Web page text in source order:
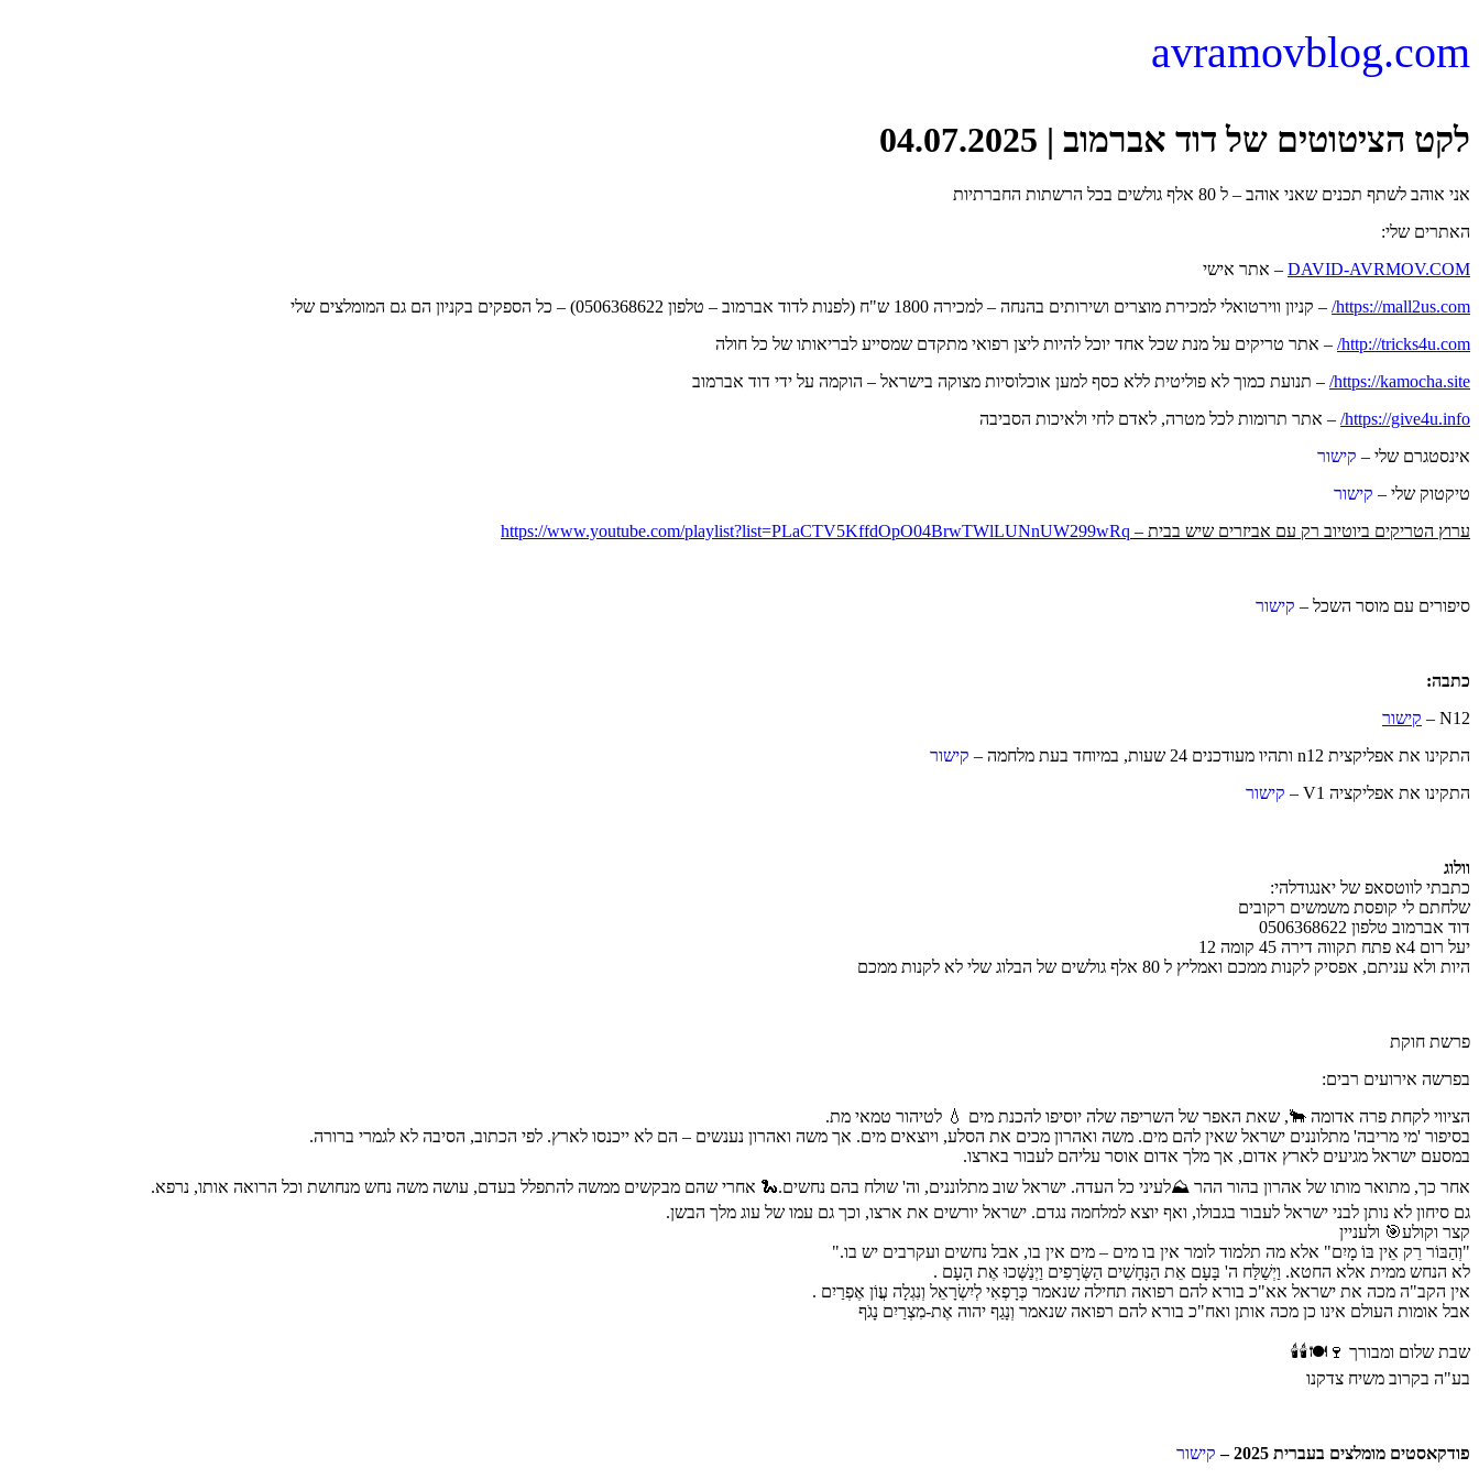
avramovblog.com
לקט הציטוטים של דוד אברמוב | 04.07.2025
אני אוהב לשתף תכנים שאני אוהב – ל 80 אלף גולשים בכל הרשתות החברתיות
האתרים שלי:
DAVID-AVRMOV.COM – אתר אישי
https://mall2us.com/ – קניון ווירטואלי למכירת מוצרים ושירותים בהנחה – למכירה 1800 ש"ח (לפנות לדוד אברמוב – טלפון 0506368622) – כל הספקים בקניון הם גם המומלצים שלי
http://tricks4u.com/ – אתר טריקים על מנת שכל אחד יוכל להיות ליצן רפואי מתקדם שמסייע לבריאותו של כל חולה
https://kamocha.site/ – תנועת כמוך לא פוליטית ללא כסף למען אוכלוסיות מצוקה בישראל – הוקמה על ידי דוד אברמוב
https://give4u.info/ – אתר תרומות לכל מטרה, לאדם לחי ולאיכות הסביבה
אינסטגרם שלי – קישור
טיקטוק שלי – קישור
ערוץ הטריקים ביוטיוב רק עם אביזרים שיש בבית – https://www.youtube.com/playlist?list=PLaCTV5KffdOpO04BrwTWlLUNnUW299wRq
סיפורים עם מוסר השכל – קישור
כתבה:
N12 –
קישור
התקינו את אפליקצית n12 ותהיו מעודכנים 24 שעות, במיוחד בעת מלחמה –
קישור
התקינו את אפליקציה V1 –
קישור
וולוג
כתבתי לווטסאפ של יאנגודלהי:
שלחתם לי קופסת משמשים רקובים
דוד אברמוב טלפון 0506368622
יעל רום 4א פתח תקווה דירה 45 קומה 12
היות ולא עניתם, אפסיק לקנות ממכם ואמליץ ל 80 אלף גולשים של הבלוג שלי לא לקנות ממכם
פרשת חוקת
בפרשה אירועים רבים:
הציווי לקחת פרה אדומה 🐂, שאת האפר של השריפה שלה יוסיפו להכנת מים 💧 לטיהור טמאי מת.
בסיפור 'מי מריבה' מתלוננים ישראל שאין להם מים. משה ואהרון מכים את הסלע, ויוצאים מים. אך משה ואהרון נענשים – הם לא ייכנסו לארץ. לפי הכתוב, הסיבה לא לגמרי ברורה.
במסעם ישראל מגיעים לארץ אדום, אך מלך אדום אוסר עליהם לעבור בארצו.
אחר כך, מתואר מותו של אהרון בהור ההר ⛰️לעיני כל העדה. ישראל שוב מתלוננים, וה' שולח בהם נחשים.🐍 אחרי שהם מבקשים ממשה להתפלל בעדם, עושה משה נחש מנחושת וכל הרואה אותו, נרפא.
גם סיחון לא נותן לבני ישראל לעבור בגבולו, ואף יוצא למלחמה נגדם. ישראל יורשים את ארצו, וכך גם עמו של עוג מלך הבשן.
קצר וקולע🎯 ולעניין
"וְהַבּוֹר רֵק אֵין בּוֹ מָיִם" אלא מה תלמוד לומר אין בו מים – מים אין בו, אבל נחשים ועקרבים יש בו."
לא הנחש ממית אלא החטא. וַיְשַׁלַּח ה' בָּעָם אֵת הַנְּחָשִׁים הַשְּׂרָפִים וַיְנַשְּׁכוּ אֶת הָעָם .
אין הקב"ה מכה את ישראל אא"כ בורא להם רפואה תחילה שנאמר כְּרָפְאִי לְיִשְׂרָאֵל וְנִגְלָה עֲוֹן אֶפְרַיִם .
אבל אומות העולם אינו כן מכה אותן ואח"כ בורא להם רפואה שנאמר וְנָגַף יהוה אֶת-מִצְרַיִם נָגֹף
שבת שלום ומבורך 🍷🍽🕯🕯
בע"ה בקרוב משיח צדקנו
פודקאסטים מומלצים בעברית 2025 – קישור